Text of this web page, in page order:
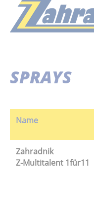
SPRAYS
Name
Zahradnik
Z-Multitalent 1für11